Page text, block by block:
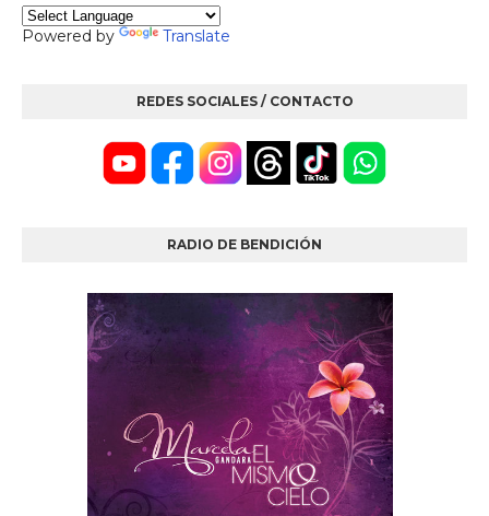
Powered by Translate
REDES SOCIALES / CONTACTO
RADIO DE BENDICIÓN